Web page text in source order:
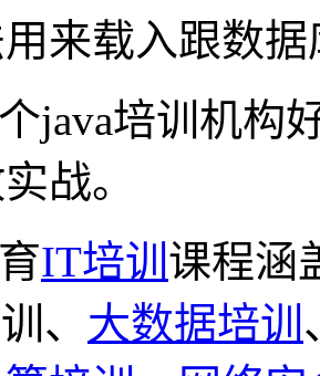
来载入跟数
java培训机构
战。
IT培训 课程涵
、 大数据培训